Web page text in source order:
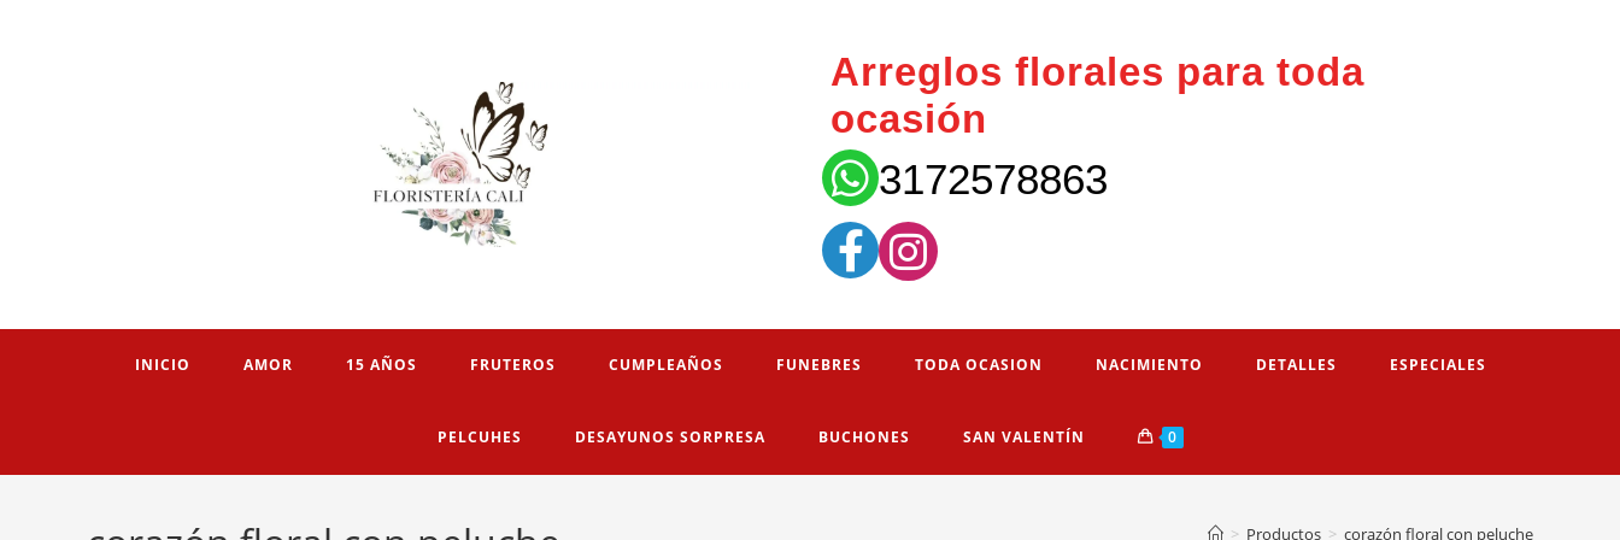
Arreglos florales para toda
ocasión
3172578863
INICIO AMOR 15 AÑOS FRUTEROS CUMPLEAÑOS FUNEBRES TODA OCASION NACIMIENTO DETALLES ESPECIALES
PELCUHES DESAYUNOS SORPRESA BUCHONES SAN VALENTÍN 0
> Productos > corazón floral con peluche